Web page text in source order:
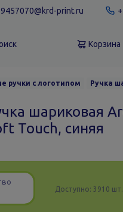
9457070@krd-print.ru
Корзина
ручки с логотипом Ручка
шариковая
Touch, синяя
Доступно: 3910 шт.